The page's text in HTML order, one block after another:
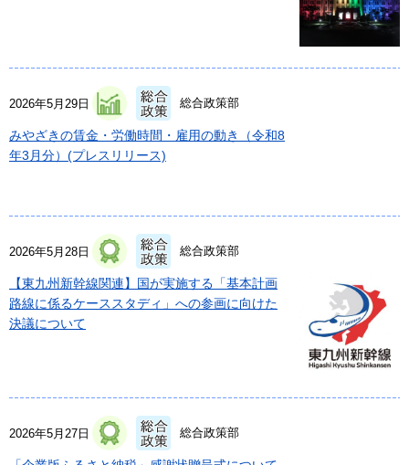
2026年5月29日 総合政策部
みやざきの賃金・労働時間・雇用の動き（令和8
年3月分）(プレスリリース)
2026年5月28日 総合政策部
【東九州新幹線関連】国が実施する「基本計画
路線に係るケーススタディ」への参画に向けた
決議について
2026年5月27日 総合政策部